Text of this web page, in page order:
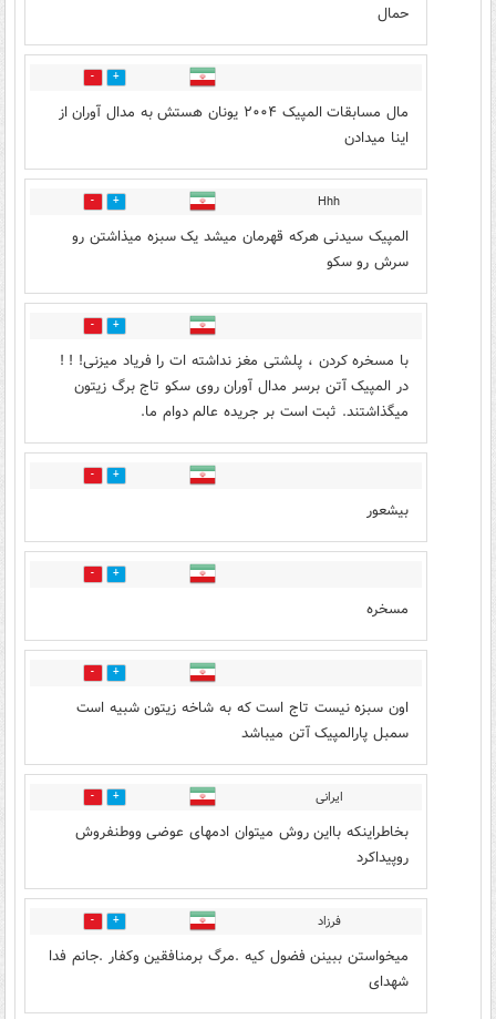
حمال
12
مال مسابقات المپیک ۲۰۰۴ یونان هستش به مدال آوران از
اینا میدادن
Hhh
9
المپیک سیدنی هرکه قهرمان میشد یک سبزه میذاشتن رو
سرش رو سکو
17
با مسخره کردن ، پلشتی مغز نداشته ات را فریاد میزنی! ! !
در المپیک آتن برسر مدال آوران روی سکو تاج برگ زیتون
میگذاشتند. ثبت است بر جریده عالم‌ دوام ما.
10
بیشعور
7
مسخره
9
اون سبزه نیست تاج است که به شاخه زیتون شبیه است
سمبل پارالمپیک آتن میباشد
ایرانی 17
بخاطراینکه بااین روش میتوان ادمهای عوضی ووطنفروش
روپیداکرد
فرزاد 11
میخواستن ببینن فضول کیه .مرگ برمنافقین وکفار .جانم فدا
شهدای